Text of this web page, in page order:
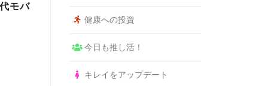
モバ
健康への投資
今日も推し活！
キレイをアップデート